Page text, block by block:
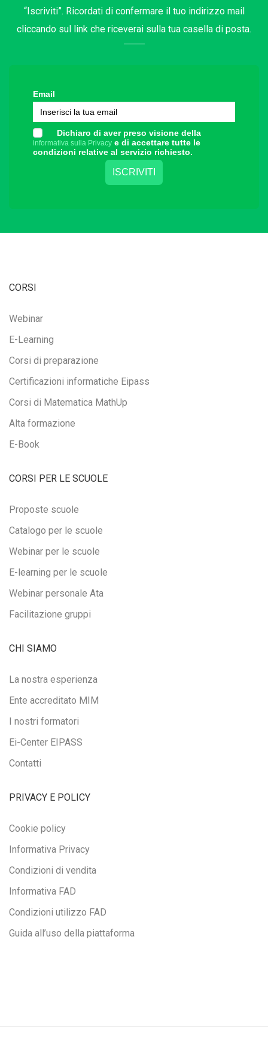
“Iscriviti”. Ricordati di confermare il tuo indirizzo mail
cliccando sul link che riceverai sulla tua casella di posta.
Email
Dichiaro di aver preso visione della
informativa sulla Privacy e di accettare tutte le
condizioni relative al servizio richiesto.
CORSI
Webinar
E-Learning
Corsi di preparazione
Certificazioni informatiche Eipass
Corsi di Matematica MathUp
Alta formazione
E-Book
CORSI PER LE SCUOLE
Proposte scuole
Catalogo per le scuole
Webinar per le scuole
E-learning per le scuole
Webinar personale Ata
Facilitazione gruppi
CHI SIAMO
La nostra esperienza
Ente accreditato MIM
I nostri formatori
Ei-Center EIPASS
Contatti
PRIVACY E POLICY
Cookie policy
Informativa Privacy
Condizioni di vendita
Informativa FAD
Condizioni utilizzo FAD
Guida all’uso della piattaforma